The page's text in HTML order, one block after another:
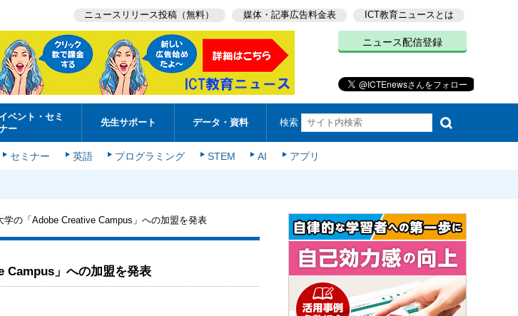
ニュースリリース投稿（無料） 媒体・記事広告料金表 ICT教育ニュースとは
ニュース配信登録
イベント・セミ
ー
先生サポート データ・資料 検索
セミナー 英語 プログラミング STEM AI アプリ
学の「Adobe Creative Campus」への加盟を発表
Campus」への加盟を発表